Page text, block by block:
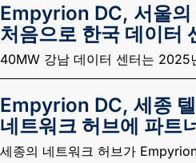
Empyrion DC, 서울의
처음으로 한국 데이터
40MW 강남 데이터 센터는 2025
Empyrion DC, 세종
네트워크 허브에 파트
세종의 네트워크 허브가